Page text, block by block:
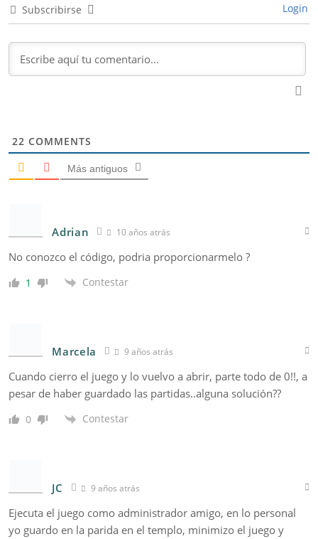
Subscribirse Login
22 COMMENTS
Más antiguos
Adrian 10 años atrás
No conozco el código, podria proporcionarmelo ?
1 Contestar
Marcela 9 años atrás
Cuando cierro el juego y lo vuelvo a abrir, parte todo de 0!!, a
pesar de haber guardado las partidas..alguna solución??
0 Contestar
JC 9 años atrás
Ejecuta el juego como administrador amigo, en lo personal
yo guardo en la parida en el templo, minimizo el juego y